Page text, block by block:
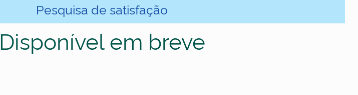
Pesquisa de satisfação
Disponível em breve